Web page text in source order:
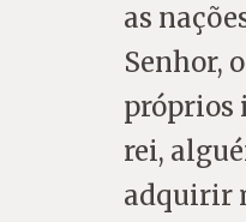
as
Senhor,
próprios
rei,
adquirir